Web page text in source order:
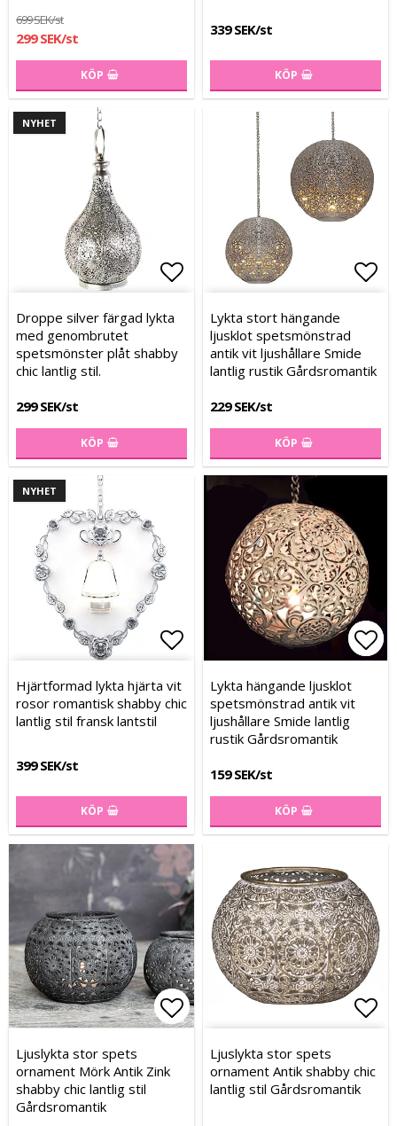
699 SEK/st
299 SEK/st
KÖP
339 SEK/st
KÖP
NYHET
Lägg till i favoritlistan
Droppe silver färgad lykta
med genombrutet
spetsmönster plåt shabby
chic lantlig stil.
299 SEK/st
KÖP
Lykta stort hängande
ljusklot spetsmönstrad
antik vit ljushållare Smide
lantlig rustik Gårdsromantik
229 SEK/st
KÖP
NYHET
Lägg till i favoritlistan
Hjärtformad lykta hjärta vit
rosor romantisk shabby chic
lantlig stil fransk lantstil
399 SEK/st
KÖP
Lykta hängande ljusklot
spetsmönstrad antik vit
ljushållare Smide lantlig
rustik Gårdsromantik
159 SEK/st
KÖP
Lägg till i favoritlistan
Lägg till i favoritlistan
Ljuslykta stor spets
ornament Mörk Antik Zink
shabby chic lantlig stil
Gårdsromantik
Ljuslykta stor spets
ornament Antik shabby chic
lantlig stil Gårdsromantik